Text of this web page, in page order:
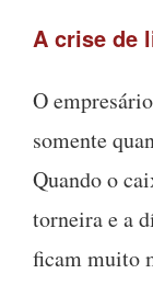
A crise de
O
somente
Quando o
torneira e a
ficam muito